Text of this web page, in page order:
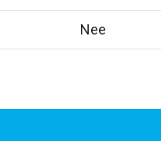
Nee